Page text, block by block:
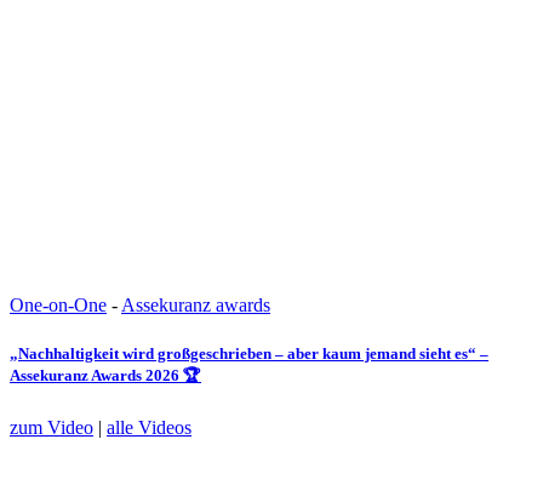
One-on-One -Assekuranz awards
„Nachhaltigkeit wird großgeschrieben – aber kaum jemand sieht es“ –
Assekuranz Awards 2026 🏆
zum Video | alle Videos